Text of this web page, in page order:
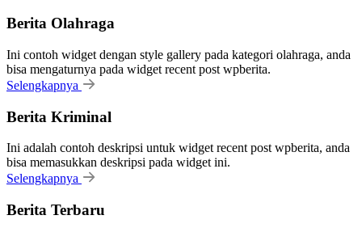
Berita Olahraga
Ini contoh widget dengan style gallery pada kategori olahraga, anda
bisa mengaturnya pada widget recent post wpberita.
Selengkapnya
Berita Kriminal
Ini adalah contoh deskripsi untuk widget recent post wpberita, anda
bisa memasukkan deskripsi pada widget ini.
Selengkapnya
Berita Terbaru